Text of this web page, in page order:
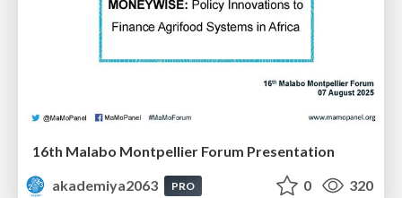
16th Malabo Montpellier Forum Presentation
akademiya2063
PRO 0 320